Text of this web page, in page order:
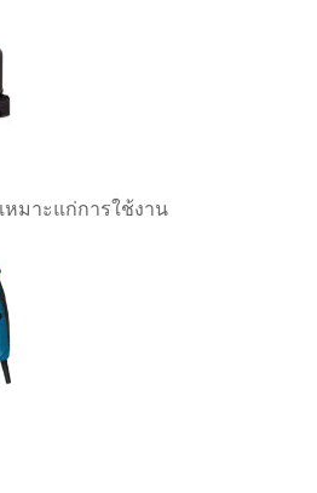
หมาะแก่การใช้งาน